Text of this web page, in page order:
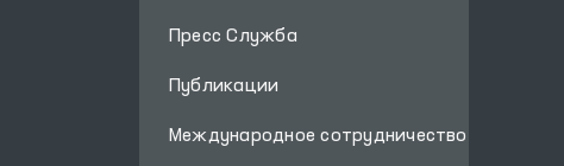
Пресс Служба
Публикации
Международное сотрудничество